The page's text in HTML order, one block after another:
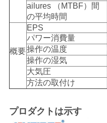
ailures （MTBF）間
の平均時間
概要
EPS
パワー消費量
操作の温度
操作の湿気
大気圧
方法の取付け
プロダクトは示す